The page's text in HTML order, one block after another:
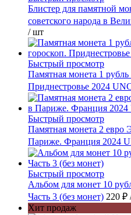
Блистер для памятной
советского народа в
/ шт
Быстрый просмотр
Памятная монета 1
Приднестровье 2024
Быстрый просмотр
Памятная монета 2 евро
Париже. Франция 2024
Быстрый просмотр
Альбом для монет 10
Часть 3 (без монет) 220 ₽
Хит продаж